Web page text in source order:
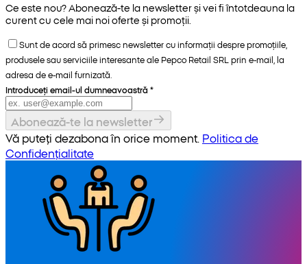
Ce este nou? Abonează-te la newsletter și vei fi întotdeauna la
curent cu cele mai noi oferte și promoții.
Sunt de acord să primesc newsletter cu informații despre promoțiile,
produsele sau serviciile interesante ale Pepco Retail SRL prin e-mail, la
adresa de e-mail furnizată.
Introduceți email-ul dumneavoastră *
Abonează-te la newsletter
Vă puteți dezabona în orice moment. Politica de
Confidențialitate